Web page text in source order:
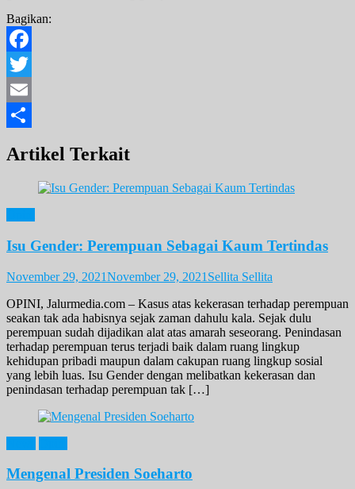
Bagikan:
Facebook
Twitter
Email
Artikel Terkait
Isu Gender: Perempuan Sebagai Kaum Tertindas
November 29, 2021November 29, 2021 Sellita Sellita
OPINI, Jalurmedia.com – Kasus atas kekerasan terhadap perempuan
seakan tak ada habisnya sejak zaman dahulu kala. Sejak dulu
perempuan sudah dijadikan alat atas amarah seseorang. Penindasan
terhadap perempuan terus terjadi baik dalam ruang lingkup
kehidupan pribadi maupun dalam cakupan ruang lingkup sosial
yang lebih luas. Isu Gender dengan melibatkan kekerasan dan
penindasan terhadap perempuan tak […]
Mengenal Presiden Soeharto